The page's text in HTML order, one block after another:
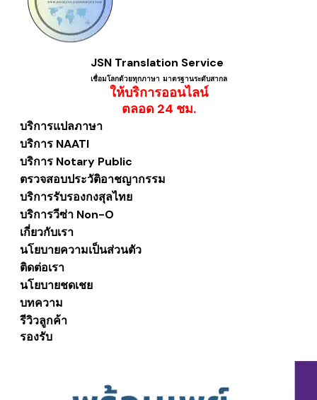
JSN Translation Service
เชื่อมโลกด้วยทุกภาษา ​มาตรฐานระดับสากล
ให้บริการออนไลน์
​ตลอด 24 ชม.
บริการแปลภาษา
บริการ NAATI
บริการ Notary Public
ตรวจสอบประวัติอาชญากรรม
บริการรับรองกงสุลไทย
บริการวีซ่า Non-O
เกี่ยวกับเรา
นโยบายความเป็นส่วนตัว
ติดต่อเรา
นโยบายชดเชย
บทความ
รีวิวลูกค้า
รองรับ